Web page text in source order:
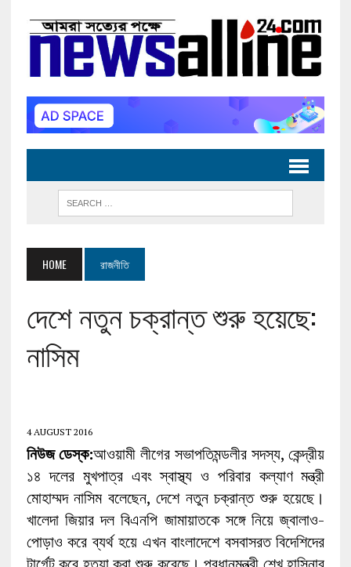
HOME রাজনীতি
দেশে নতুন চক্রান্ত শুরু হয়েছে:
নাসিম
4 AUGUST 2016
নিউজ ডেস্ক:আওয়ামী লীগের সভাপতিমন্ডলীর সদস্য, কেন্দ্রীয়
১৪ দলের মুখপাত্র এবং স্বাস্থ্য ও পরিবার কল্যাণ মন্ত্রী
মোহাম্মদ নাসিম বলেছেন, দেশে নতুন চক্রান্ত শুরু হয়েছে।
খালেদা জিয়ার দল বিএনপি জামায়াতকে সঙ্গে নিয়ে জ্বালাও-
পোড়াও করে ব্যর্থ হয়ে এখন বাংলাদেশে বসবাসরত বিদেশিদের